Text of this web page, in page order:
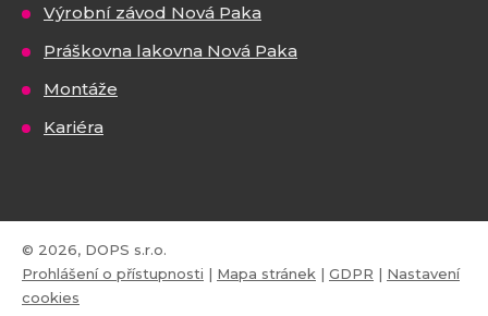
Výrobní závod Nová Paka
Práškovna lakovna Nová Paka
Montáže
Kariéra
© 2026, DOPS s.r.o.
Prohlášení o přístupnosti | Mapa stránek | GDPR | Nastavení
cookies